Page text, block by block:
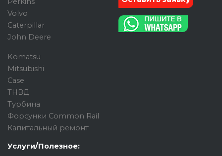
Volvo
Caterpillar
John Deere
Komatsu
Mitsubishi
Case
ТНВД
Турбина
Форсунки Common Rail
Капитальный ремонт
Услуги/Полезное: